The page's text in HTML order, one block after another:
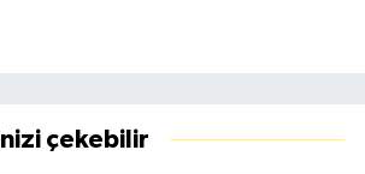
çekebilir